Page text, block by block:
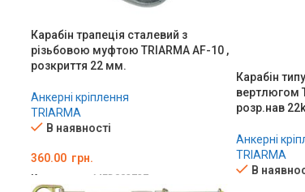
Карабін трапеція сталевий з
різьбовою муфтою TRIARMA AF-10 ,
розкриття 22 мм.
Анкерні кріплення
TRIARMA
В наявності
360.00 грн.
Код товару: MED002727
Карабін
вертлюгом
розр.нав
Анкерні
TRIARMA
В